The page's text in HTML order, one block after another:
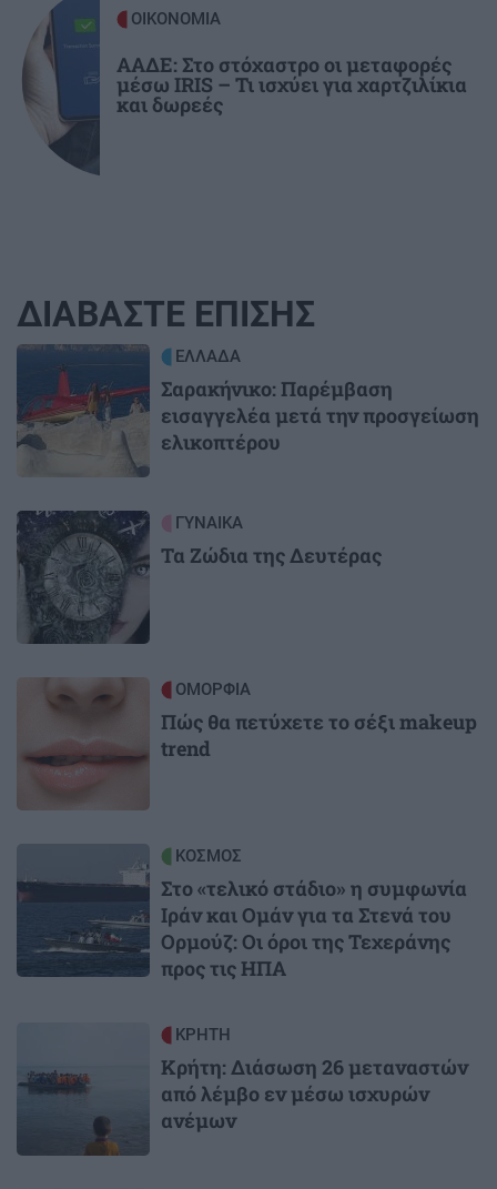
ΟΙΚΟΝΟΜΙΑ
ΑΑΔΕ: Στο στόχαστρο οι μεταφορές
μέσω IRIS – Τι ισχύει για χαρτζιλίκια
και δωρεές
ΔΙΑΒΑΣΤΕ ΕΠΙΣΗΣ
Image ΕΛΛΑΔΑ
Σαρακήνικο: Παρέμβαση
εισαγγελέα μετά την προσγείωση
ελικοπτέρου
Image ΓΥΝΑΙΚΑ
Τα Ζώδια της Δευτέρας
Image ΟΜΟΡΦΙΑ
Πώς θα πετύχετε το σέξι makeup
trend
ΚΟΣΜΟΣ
Στο «τελικό στάδιο» η συμφωνία
Ιράν και Ομάν για τα Στενά του
Ορμούζ: Οι όροι της Τεχεράνης
προς τις ΗΠΑ
ΚΡΗΤΗ
Κρήτη: Διάσωση 26 μεταναστών
από λέμβο εν μέσω ισχυρών
ανέμων